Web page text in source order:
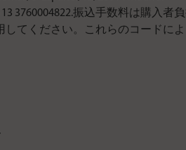
13 3760004822.振込手数料は購入
してください。これらのコード